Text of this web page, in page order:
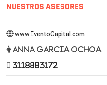
NUESTROS ASESORES
www.EventoCapital.com
Anna Garcia Ochoa
3118883172